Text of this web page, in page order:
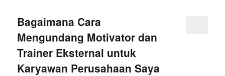
Bagaimana Cara
Mengundang Motivator dan
Trainer Eksternal untuk
Karyawan Perusahaan Saya